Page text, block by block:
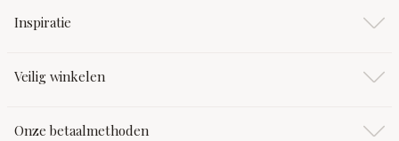
Inspiratie
Veilig winkelen
Onze betaalmethoden